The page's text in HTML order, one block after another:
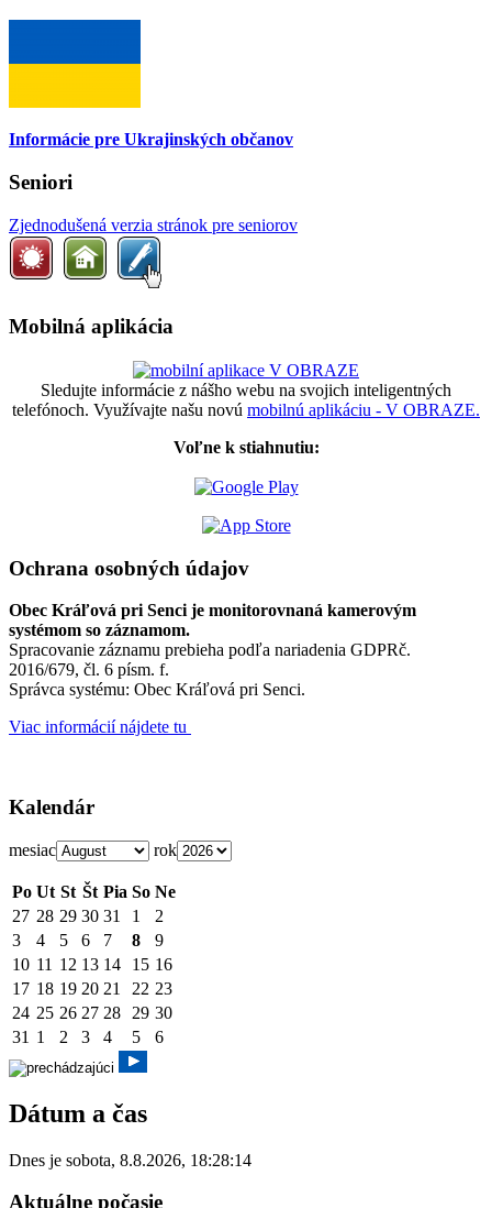
Informácie pre Ukrajinských občanov
Seniori
Zjednodušená verzia stránok pre seniorov
Mobilná aplikácia
Sledujte informácie z nášho webu na svojich inteligentných
telefónoch. Využívajte našu novú mobilnú aplikáciu - V OBRAZE.
Voľne k stiahnutiu:
Ochrana osobných údajov
Obec Kráľová pri Senci je monitorovnaná kamerovým
systémom so záznamom.
Spracovanie záznamu prebieha podľa nariadenia GDPRč.
2016/679, čl. 6 písm. f.
Správca systému: Obec Kráľová pri Senci.
Viac informácií nájdete tu
Kalendár
mesiac rok
Po Ut St Št Pia So Ne
27 28 29 30 31 1
2
3
4 5 6 7 8
9
10 11 12 13 14 15 16
17 18 19 20 21 22 23
24 25 26 27 28 29 30
31 1 2 3 4 5 6
Dátum a čas
Dnes je sobota, 8.8.2026, 18:28:15
Aktuálne počasie